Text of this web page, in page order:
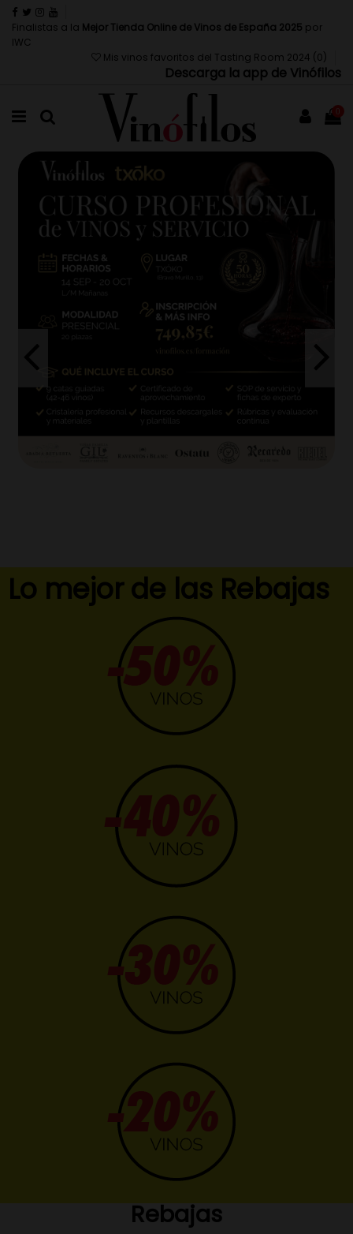
Finalistas a la Mejor Tienda Online de Vinos de España 2025 por
IWC
Mis vinos favoritos del Tasting Room 2024 (0 )
Descarga la app de Vinófilos
0
Lo mejor de las Rebajas
Rebajas